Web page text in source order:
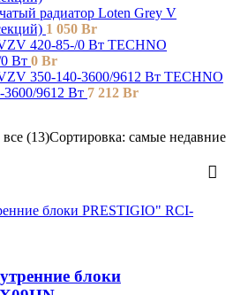
радиатор Loten ‎Grey V
1 050 Br
TECHNO
Вт 0 Br
TECHNO
9612 Вт 7 212 Br
(13)Сортировка: самые недавние
блоки